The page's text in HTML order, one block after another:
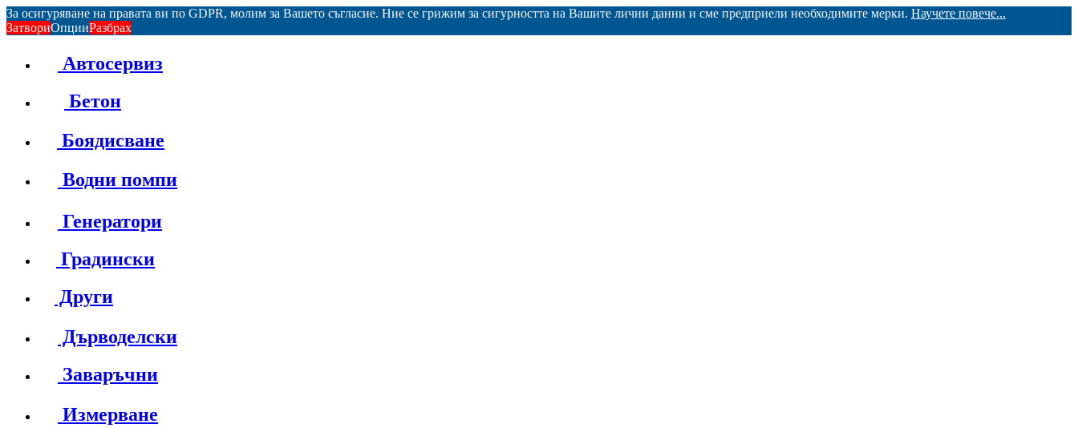
За осигуряване на правата ви по GDPR, молим за Вашето съгласие. Ние се грижим за сигурността на Вашите лични данни и сме предприели необходимите мерки. Научете повече...
ЗатвориОпцииРазбрах
Автосервиз
Бетон
Боядисване
Водни помпи
Генератори
Градински
Други
Дърводелски
Заваръчни
Измерване